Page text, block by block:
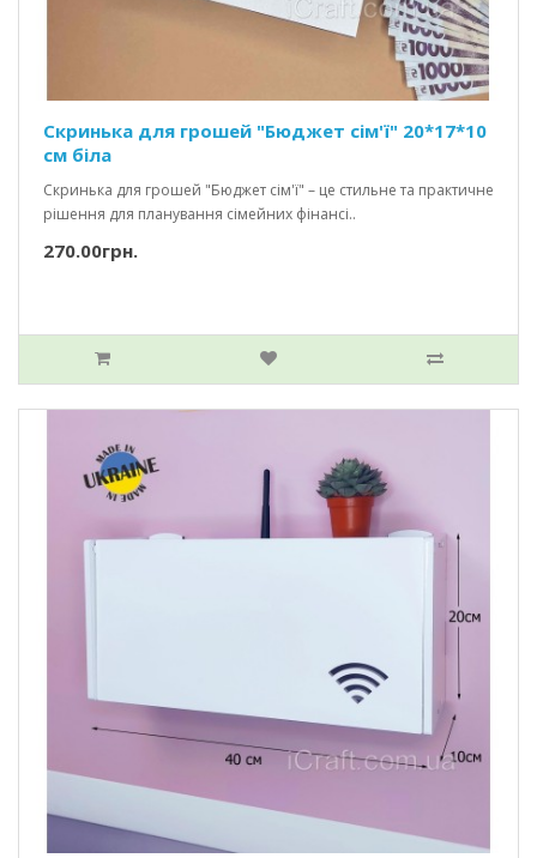
Скринька для грошей "Бюджет сім'ї" 20*17*10
см біла
Скринька для грошей "Бюджет сім'ї" – це стильне та практичне
рішення для планування сімейних фінансі..
270.00грн.